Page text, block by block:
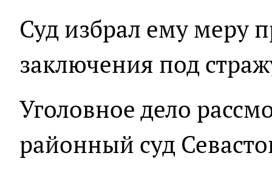
Суд избрал ему меру
заключения под
Уголовное дело
районный суд